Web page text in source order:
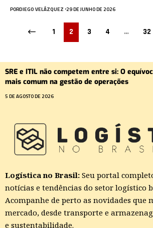
PORDIEGO VELÁZQUEZ 29 DE JUNHO DE 2026
1 2 3 4 … 32
SRE e ITIL não competem entre si: O
mais comum na gestão de operações
5 DE AGOSTO DE 2026
Logística no Brasil: Seu portal
notícias e tendências do setor logístico
Acompanhe de perto as novidades que
mercado, desde transporte e
e sustentabilidade.